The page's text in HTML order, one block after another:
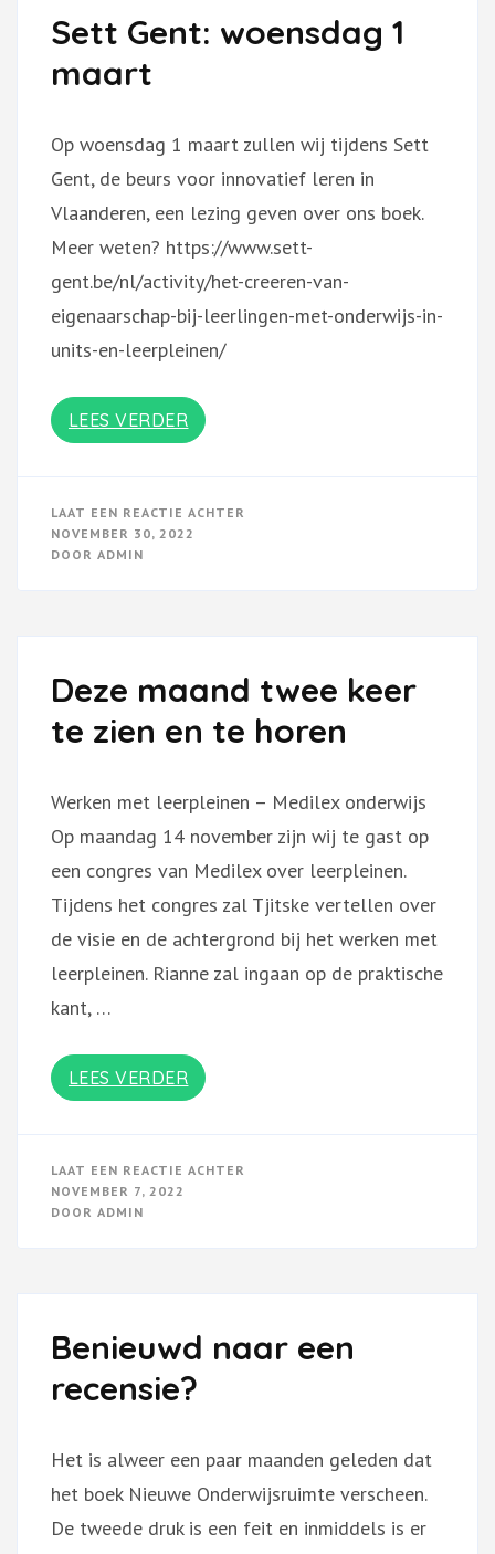
Sett Gent: woensdag 1
maart
Op woensdag 1 maart zullen wij tijdens Sett
Gent, de beurs voor innovatief leren in
Vlaanderen, een lezing geven over ons boek.
Meer weten? https://www.sett-
gent.be/nl/activity/het-creeren-van-
eigenaarschap-bij-leerlingen-met-onderwijs-in-
units-en-leerpleinen/
LEES VERDER
LAAT EEN REACTIE ACHTER
NOVEMBER 30, 2022
DOOR ADMIN
Deze maand twee keer
te zien en te horen
Werken met leerpleinen – Medilex onderwijs
Op maandag 14 november zijn wij te gast op
een congres van Medilex over leerpleinen.
Tijdens het congres zal Tjitske vertellen over
de visie en de achtergrond bij het werken met
leerpleinen. Rianne zal ingaan op de praktische
kant, …
LEES VERDER
LAAT EEN REACTIE ACHTER
NOVEMBER 7, 2022
DOOR ADMIN
Benieuwd naar een
recensie?
Het is alweer een paar maanden geleden dat
het boek Nieuwe Onderwijsruimte verscheen.
De tweede druk is een feit en inmiddels is er